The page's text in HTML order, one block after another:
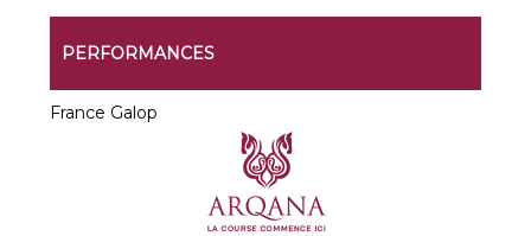
PERFORMANCES
France Galop